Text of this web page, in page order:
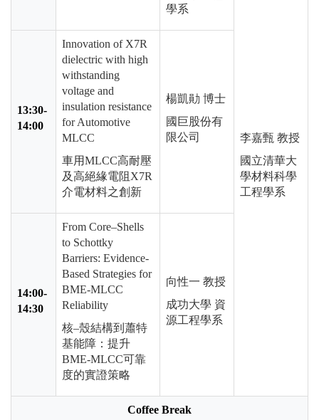
學系
李嘉甄 教授
國立清華大
學材料科學
工程學系
13:30-
14:00
Innovation of X7R
dielectric with high
withstanding
voltage and
insulation resistance
for Automotive
MLCC
車用MLCC高耐壓
及高絕緣電阻 X7R
介電材料之創新
楊凱勛 博士
國巨股份有
限公司
14:00-
14:30
From Core–Shells
to Schottky
Barriers: Evidence-
Based Strategies for
BME-MLCC
Reliability
核–殼結構到蕭特
基能障：提升
BME-MLCC可靠
度的實證策略
向性一 教授
成功大學 資
源工程學系
Coffee Break